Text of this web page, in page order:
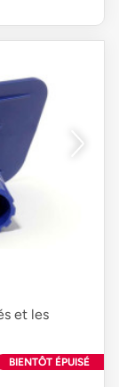
et les
BIENTÔT ÉPUISÉ